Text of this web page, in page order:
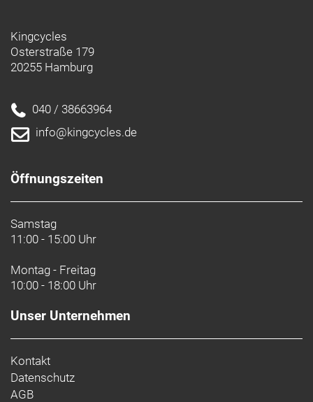
Kingcycles
Osterstraße 179
20255 Hamburg
040 / 38663964
info@kingcycles.de
Öffnungszeiten
Samstag
11:00 - 15:00 Uhr
Montag - Freitag
10:00 - 18:00 Uhr
Unser Unternehmen
Kontakt
Datenschutz
AGB